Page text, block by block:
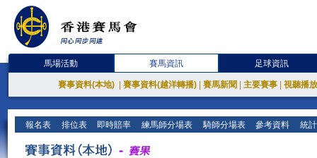
馬場活動 賽馬資訊 足球資訊
賽事資料(本地) 賽事資料(越洋轉播) 賽馬新聞 主要賽事 視聽播
報名表 排位表 即時賠率 練馬師分場表 騎師分場表 參考資料 統